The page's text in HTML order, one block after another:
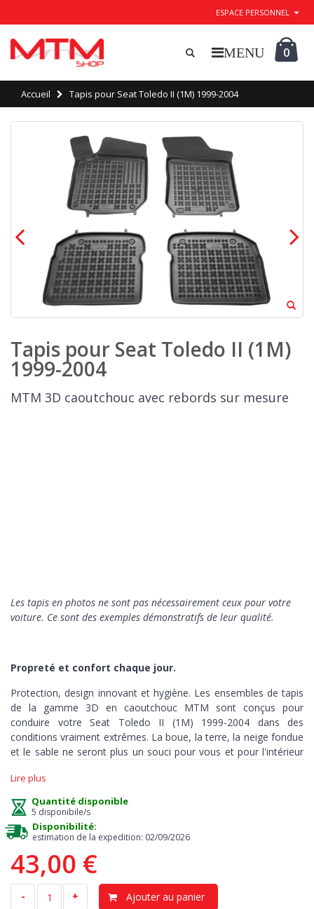
ESPACE PERSONNEL
0
Accueil Tapis pour Seat Toledo II (1M) 1999-2004
Tapis pour Seat Toledo II (1M)
1999-2004
MTM 3D caoutchouc avec rebords sur mesure
Les tapis en photos ne sont pas nécessairement ceux pour votre
voiture. Ce sont des exemples démonstratifs de leur qualité.
Propreté et confort chaque jour.
Protection, design innovant et hygiène. Les ensembles de tapis
de la gamme 3D en caoutchouc MTM sont conçus pour
conduire votre Seat Toledo II (1M) 1999-2004 dans des
conditions vraiment extrêmes. La boue, la terre, la neige fondue
et le sable ne seront plus un souci pour vous et pour l'intérieur
couvrir chaque recoinde votre habitacle
dans toutes les conditions météorologiques.
Protection> notre tapis est la meilleure solution contre la
saleté et l’humidité. Le plancher d’origine reste sec et propre,
évitant tout risque d’odeurs et de moisissure. Les bords en
Lire plus
Quantité disponible
5 disponibile/s
Disponibilité:
estimation de la expedition: 02/09/2026
43,00 €
- + Ajouter au panier